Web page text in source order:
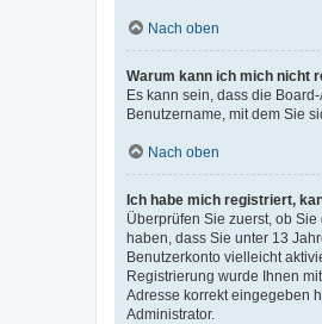
Nach oben
Warum kann ich mich nicht
Es kann sein, dass die
Benutzername, mit dem Sie
Nach oben
Ich habe mich registriert,
Überprüfen Sie zuerst, ob
haben, dass Sie unter 13
Benutzerkonto vielleicht
Registrierung wurde Ihnen
Adresse korrekt eingegeben
Administrator.